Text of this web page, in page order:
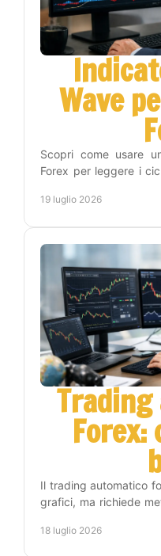
Wave
Scopri come usare
Forex per leggere i
19 luglio 2026
Forex:
Il trading automatico
grafici, ma richiede
18 luglio 2026